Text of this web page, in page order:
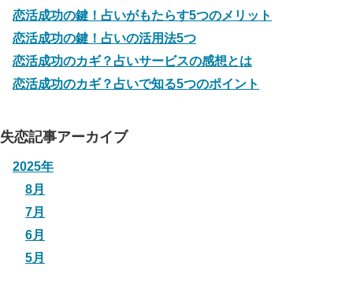
恋活成功の鍵！占いがもたらす5つのメリット
恋活成功の鍵！占いの活用法5つ
恋活成功のカギ？占いサービスの感想とは
恋活成功のカギ？占いで知る5つのポイント
失恋記事アーカイブ
2025年
8月
7月
6月
5月